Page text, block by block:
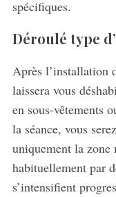
spécifiques.
Déroulé type
Après l’installation
laissera vous
en sous-vêtements
la séance, vous
uniquement la zone
habituellement par
s’intensifient